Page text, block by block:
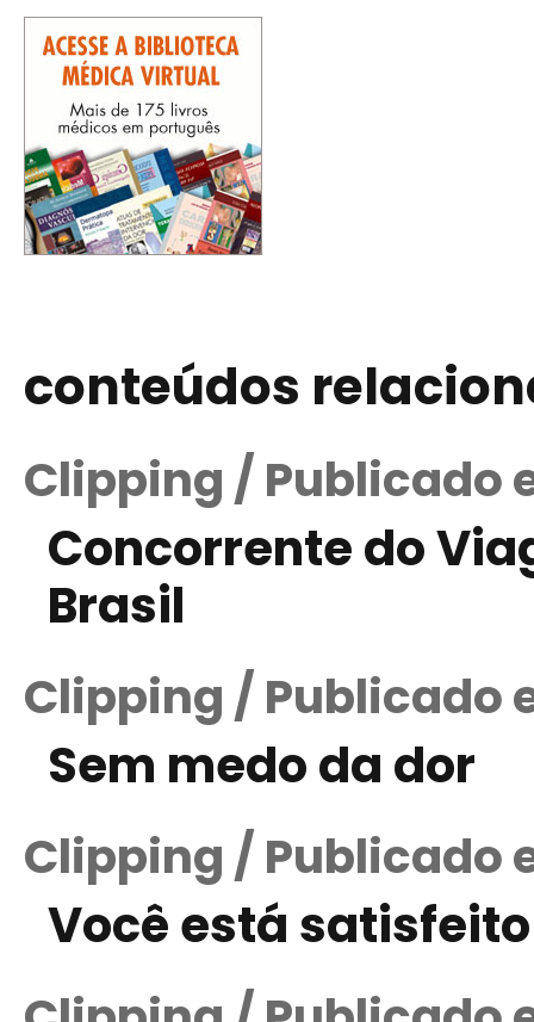
conteúdos
Clipping / Publicado
Concorrente do
Brasil
Clipping / Publicado
Sem medo da dor
Clipping / Publicado
Você está